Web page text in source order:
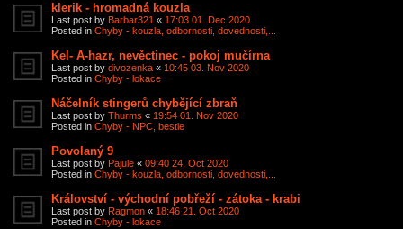
klerik - hromadná kouzla
Last post by Barbar321 « 17:03 01. Dec 2020
Posted in Chyby - kouzla, odbornosti, dovednosti,...
Kel- A-hazr, nevěctinec - pokoj mučírna
Last post by divozenka « 10:45 03. Nov 2020
Posted in Chyby - lokace
Náčelník stingerů chybějící zbraň
Last post by Thurms « 19:54 01. Nov 2020
Posted in Chyby - NPC, bestie
Povolaný 9
Last post by Pajule « 09:40 24. Oct 2020
Posted in Chyby - kouzla, odbornosti, dovednosti,...
Království - východní pobřeží - zátoka - krabi
Last post by Ragmon « 18:46 21. Oct 2020
Posted in Chyby - lokace